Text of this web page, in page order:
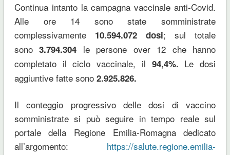
Continua intanto la campagna vaccinale anti-Covid.
Alle ore 14 sono state somministrate
complessivamente10.594.072 dosi; sul totale
sono3.794.304 le persone over 12 che hanno
completato il ciclo vaccinale, il 94,4%. Le dosi
aggiuntive fatte sono 2.925.826.
Il conteggio progressivo delle dosi di vaccino
somministrate si può seguire in tempo reale sul
portale della Regione Emilia-Romagna dedicato
all’argomento: https://salute.regione.emilia-